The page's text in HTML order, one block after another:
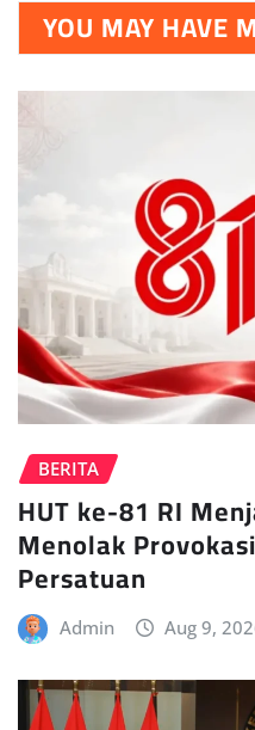
YOU MAY HAVE
BERITA
HUT ke-81 RI
Menolak
Persatuan
Admin Aug 9,